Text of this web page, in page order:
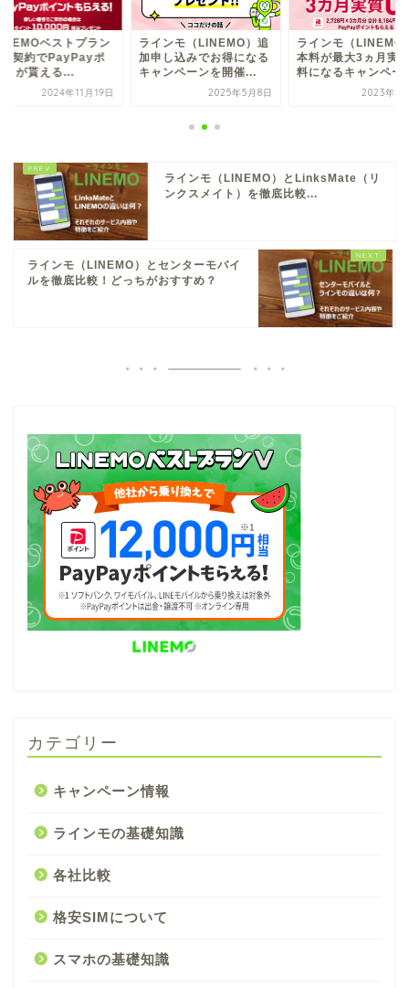
ベストプラン
契約でPayPayポ
トが貰える...
2024年11月19日
ラインモ（LINEMO）追
加申し込みでお得になる
キャンペーンを開催...
2025年5月8日
ラインモ（LINEMO
本料が最大3ヵ月実
料になるキャンペー
2023年2
ラインモ（LINEMO）とLinksMate（リ
ンクスメイト）を徹底比較...
ラインモ（LINEMO）とセンターモバイ
ルを徹底比較！どっちがおすすめ？
カテゴリー
キャンペーン情報
ラインモの基礎知識
各社比較
格安SIMについて
スマホの基礎知識